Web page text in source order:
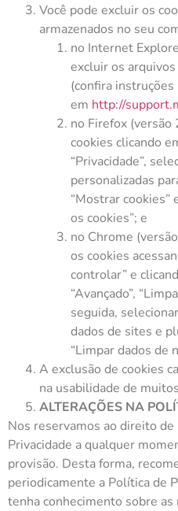
Você pode excluir os
armazenados no seu
no Internet
excluir os
(confira instruções
em http://
no Firefox (versão
cookies clicando
“Privacidade”,
personalizadas
“Mostrar cookies”
os cookies”; e
no Chrome
os cookies
controlar” e
“Avançado”,
seguida,
dados de sites e
“Limpar dados de
A exclusão de cookies
na usabilidade de
ALTERAÇÕES NA
Nos reservamos ao direito
Privacidade a qualquer
provisão. Desta forma,
periodicamente a Política de
tenha conhecimento sobre as